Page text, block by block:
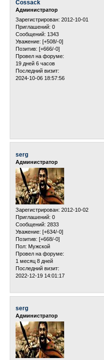
Cossack
Администратор
Зарегистрирован: 2012-10-01
Приглашений: 0
Сообщений: 1343
Уважение: [+508/-0]
Позитив: [+666/-0]
Провел на форуме:
19 дней 6 часов
Последний визит:
2024-10-06 18:57:56
serg
Администратор
Зарегистрирован: 2012-10-02
Приглашений: 0
Сообщений: 2833
Уважение: [+634/-0]
Позитив: [+668/-0]
Пол: Мужской
Провел на форуме:
1 месяц 8 дней
Последний визит:
2022-12-19 14:01:17
serg
Администратор